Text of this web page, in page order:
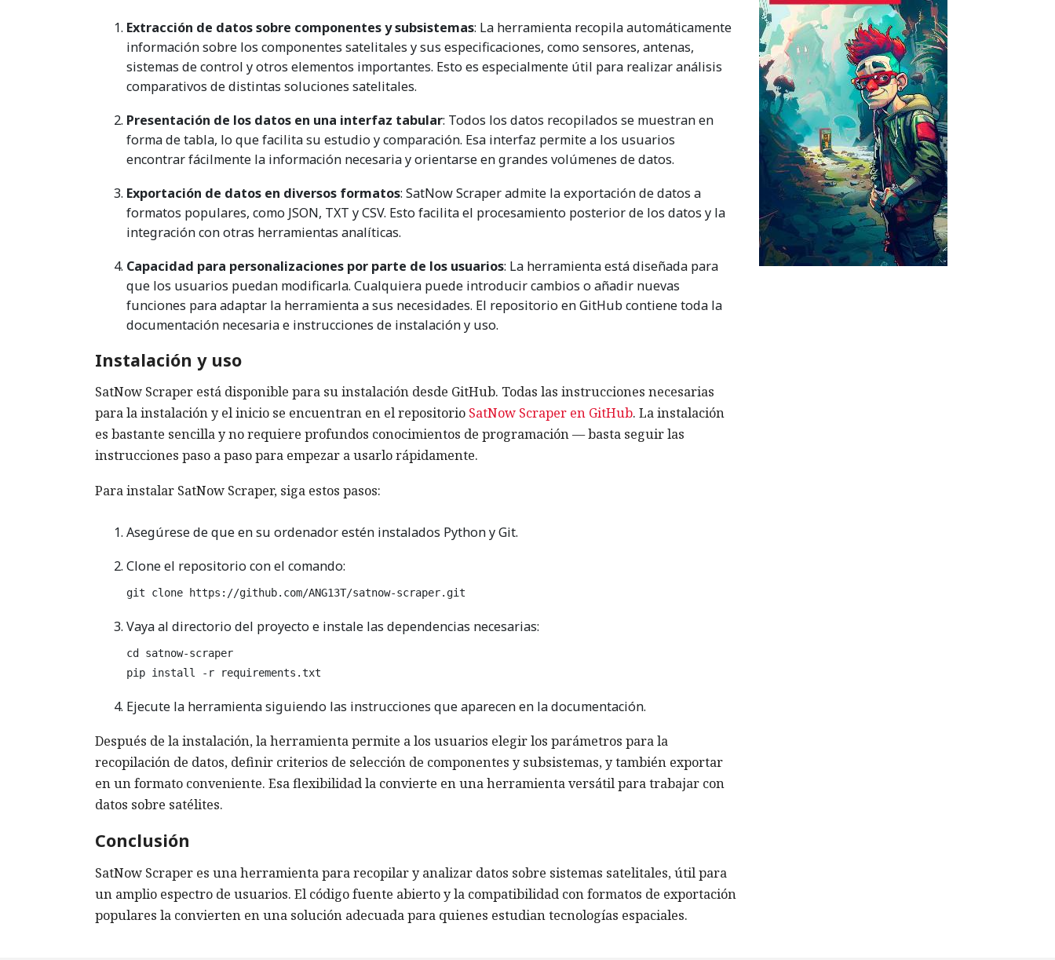
Extracción de datos sobre componentes y subsistemas: La herramienta recopila automáticamente
información sobre los componentes satelitales y sus especificaciones, como sensores, antenas,
sistemas de control y otros elementos importantes. Esto es especialmente útil para realizar análisis
comparativos de distintas soluciones satelitales.
Presentación de los datos en una interfaz tabular: Todos los datos recopilados se muestran en
forma de tabla, lo que facilita su estudio y comparación. Esa interfaz permite a los usuarios
encontrar fácilmente la información necesaria y orientarse en grandes volúmenes de datos.
Exportación de datos en diversos formatos: SatNow Scraper admite la exportación de datos a
formatos populares, como JSON, TXT y CSV. Esto facilita el procesamiento posterior de los datos y la
integración con otras herramientas analíticas.
Capacidad para personalizaciones por parte de los usuarios: La herramienta está diseñada para
que los usuarios puedan modificarla. Cualquiera puede introducir cambios o añadir nuevas
funciones para adaptar la herramienta a sus necesidades. El repositorio en GitHub contiene toda la
documentación necesaria e instrucciones de instalación y uso.
Instalación y uso
SatNow Scraper está disponible para su instalación desde GitHub. Todas las instrucciones necesarias
para la instalación y el inicio se encuentran en el repositorio SatNow Scraper en GitHub. La instalación
es bastante sencilla y no requiere profundos conocimientos de programación — basta seguir las
instrucciones paso a paso para empezar a usarlo rápidamente.
Para instalar SatNow Scraper, siga estos pasos:
Asegúrese de que en su ordenador estén instalados Python y Git.
Clone el repositorio con el comando:
git clone https://github.com/ANG13T/satnow-scraper.git
Vaya al directorio del proyecto e instale las dependencias necesarias:
cd satnow-scraper
pip install -r requirements.txt
Ejecute la herramienta siguiendo las instrucciones que aparecen en la documentación.
Después de la instalación, la herramienta permite a los usuarios elegir los parámetros para la
recopilación de datos, definir criterios de selección de componentes y subsistemas, y también exportar
en un formato conveniente. Esa flexibilidad la convierte en una herramienta versátil para trabajar con
datos sobre satélites.
Conclusión
SatNow Scraper es una herramienta para recopilar y analizar datos sobre sistemas satelitales, útil para
un amplio espectro de usuarios. El código fuente abierto y la compatibilidad con formatos de exportación
populares la convierten en una solución adecuada para quienes estudian tecnologías espaciales.